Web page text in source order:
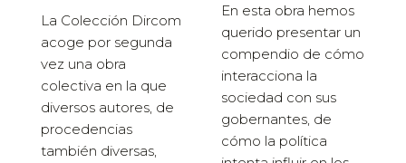
La Colección Dircom
acoge por segunda
vez una obra
colectiva en la que
diversos autores, de
procedencias
también diversas,
En esta obra hemos
querido presentar un
compendio de cómo
interacciona la
sociedad con sus
gobernantes, de
cómo la política